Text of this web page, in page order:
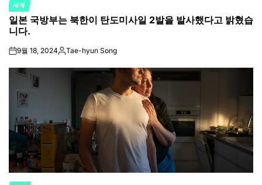
POSTED
IN
세계
일본 국방부는 북한이 탄도미사일 2발을 발사했다고 밝혔습
니다.
on9월 18, 2024Posted
Tae-hyun Song